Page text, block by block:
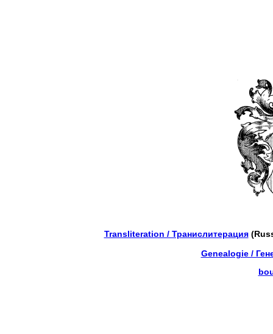
Transliteration / Транислитерация
Genealogie /